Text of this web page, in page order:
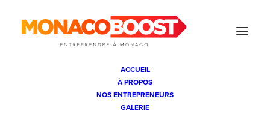
ACCUEIL
À PROPOS
NOS ENTREPRENEURS
GALERIE